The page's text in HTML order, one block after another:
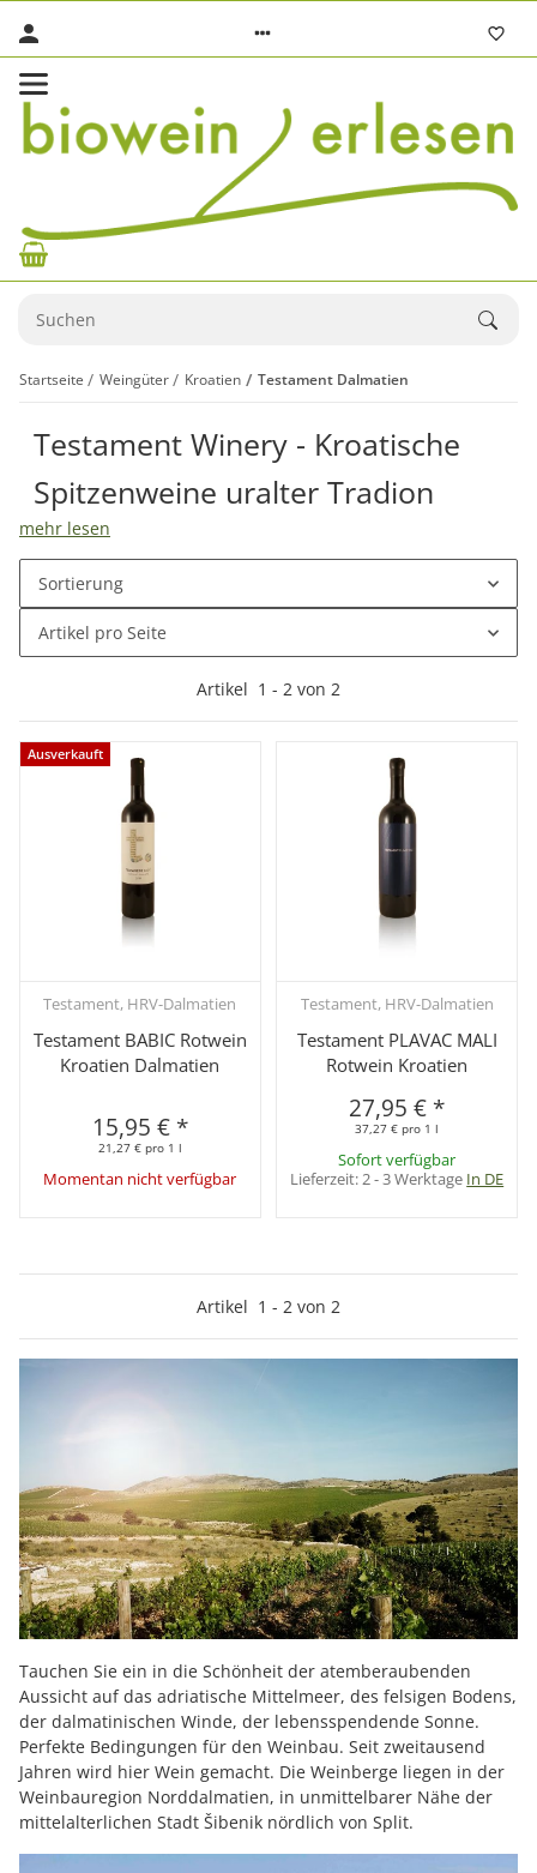
Startseite Weingüter Kroatien Testament Dalmatien
Testament Winery - Kroatische
Spitzenweine uralter Tradion
mehr lesen
Sortierung
Artikel pro Seite
Artikel 1 - 2 von 2
Ausverkauft
Testament, HRV-Dalmatien
Testament BABIC Rotwein
Kroatien Dalmatien
15,95 € *
21,27 € pro 1 l
Momentan nicht verfügbar
Testament, HRV-Dalmatien
Testament PLAVAC MALI
Rotwein Kroatien
27,95 € *
37,27 € pro 1 l
Sofort verfügbar
Lieferzeit:2 - 3 Werktage In DE
Artikel 1 - 2 von 2
Tauchen Sie ein in die Schönheit der atemberaubenden
Aussicht auf das adriatische Mittelmeer, des felsigen Bodens,
der dalmatinischen Winde, der lebensspendende Sonne.
Perfekte Bedingungen für den Weinbau. Seit zweitausend
Jahren wird hier Wein gemacht. Die Weinberge liegen in der
Weinbauregion Norddalmatien, in unmittelbarer Nähe der
mittelalterlichen Stadt Šibenik nördlich von Split.